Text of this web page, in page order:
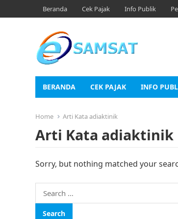
Beranda Cek Pajak Info Publik
BERANDA CEK PAJAK INFO
Home Arti Kata adiaktinik
Arti Kata adiaktinik
Sorry, but nothing matched your
Search
for: